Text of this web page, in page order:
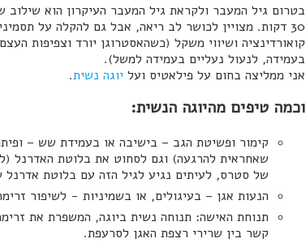
30 דקות. מצויין לכושר לב ריאה, אבל גם להקלה על
קואורדינציה ושיווי משקל (כשהאסטרוגן יורד וצפיפות
בעמידה, לנעול נעליים בעמידה למשל).
אני ממליצה בחום על פילאטיס ועל יוגה נשית.
וכמה טיפים מהיוגה הנשית:
קימור ופשיטת הגב – בישיבה או בעמידת שש –
של סטרס, לעיתים נגיע לגיל הזה עם בלוטת
הנעות אגן – בעיגולים, או בשמיניות - לשיפור
תנוחת האישה: תנוחה נשית ביוגה, המשפרת את
קשר בין שרירי רצפת האגן לסרעפת.